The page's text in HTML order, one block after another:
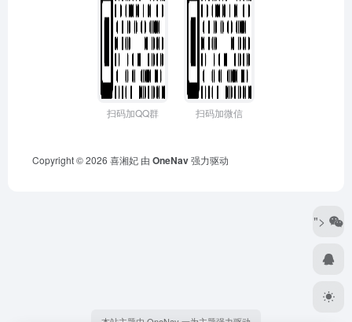
扫码加QQ群 扫码加微信
Copyright © 2026 喜湘妃 由 OneNav强力驱动
">